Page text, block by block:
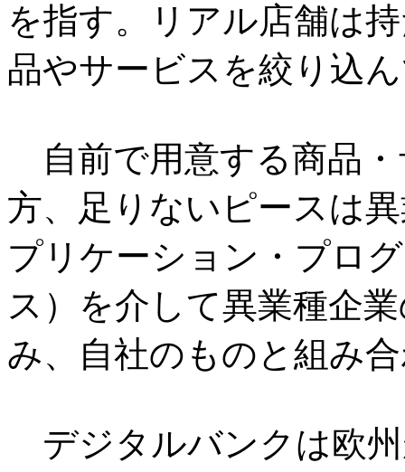
を指す。リアル店舗は
品やサービスを絞り込
自前で用意する商品
方、足りないピースは
プリケーション・プロ
ス）を介して異業種企
み、自社のものと組み
デジタルバンクは欧